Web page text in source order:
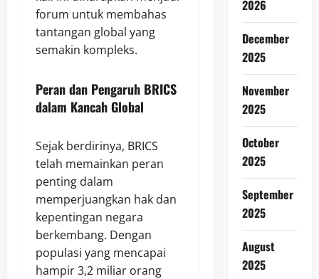
forum untuk membahas
tantangan global yang
semakin kompleks.
Peran dan Pengaruh BRICS
dalam Kancah Global
Sejak berdirinya, BRICS
telah memainkan peran
penting dalam
memperjuangkan hak dan
kepentingan negara
berkembang. Dengan
populasi yang mencapai
hampir 3,2 miliar orang
2026
December
2025
November
2025
October
2025
September
2025
August
2025